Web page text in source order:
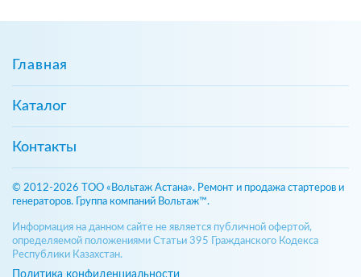
Главная
Каталог
Контакты
© 2012-2026 ТОО «Вольтаж Астана». Ремонт и продажа стартеров и
генераторов. Группа компаний Вольтаж™.
Информация на данном сайте не является публичной офертой,
определяемой положениями Статьи 395 Гражданского Кодекса
Республики Казахстан.
Политика конфиденциальности